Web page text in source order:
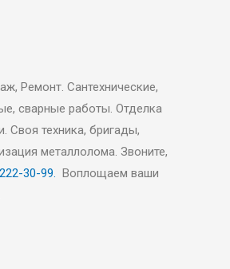
Ремонт. Сантехнические,
сварные работы. Отделка
Своя техника, бригады,
металлолома. Звоните,
30-99. Воплощаем ваши